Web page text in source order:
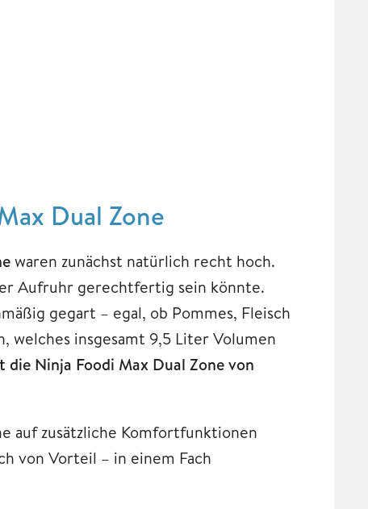
Dual Zone
waren zunächst natürlich recht hoch.
Aufruhr gerechtfertig sein könnte.
gegart – egal, ob Pommes, Fleisch
welches insgesamt 9,5 Liter Volumen
die Ninja Foodi Max Dual Zone von
auf zusätzliche Komfortfunktionen
von Vorteil – in einem Fach